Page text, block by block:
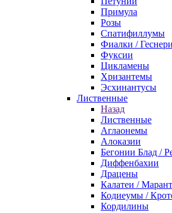
Примула
Розы
Спатифиллумы
Фиалки /
Фуксии
Цикламены
Хризантемы
Эсхинантусы
Лиственные
Назад
Лиственные
Аглаонемы
Алоказии
Бегонии Блад /
Диффенбахии
Драцены
Калатеи /
Кодиеумы /
Кордилины